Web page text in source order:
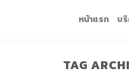
หน้าแรก บ
TAG